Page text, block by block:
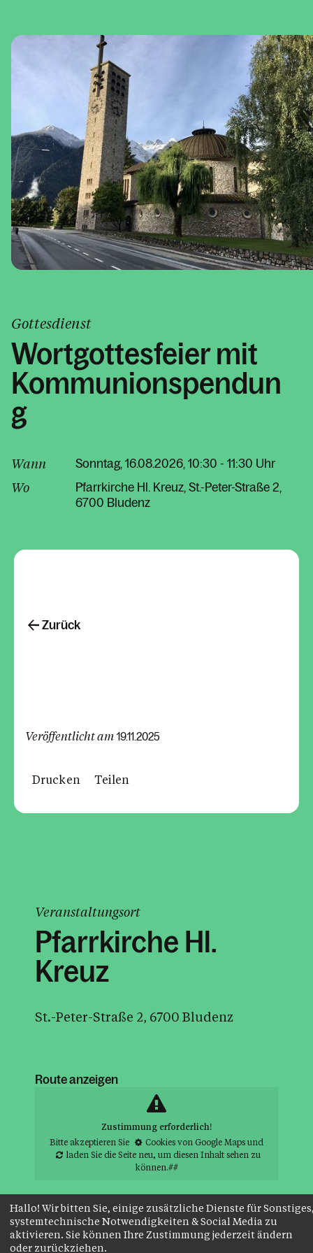
Gottesdienst
Wortgottesfeier mit
Kommunionspendun
g
Wann Sonntag, 16.08.2026, 10:30 - 11:30 Uhr
Wo Pfarrkirche Hl. Kreuz St.-Peter-Straße 2
6700 Bludenz
Veröffentlicht am 19.11.2025
Drucken Teilen
Zurück
Veranstaltungsort
Pfarrkirche Hl.
Kreuz
St.-Peter-Straße 2, 6700 Bludenz
Route anzeigen
Zustimmung erforderlich!
Bitte akzeptieren Sie
Cookies von Google Mapsund
laden Sie die Seite neu, um diesen Inhalt sehen zu
können.##
Hallo! Wir bitten Sie, einige zusätzliche Dienste für
systemtechnische Notwendigkeiten & Social Media zu
aktivieren. Sie können Ihre Zustimmung jederzeit ändern
oder zurückziehen.